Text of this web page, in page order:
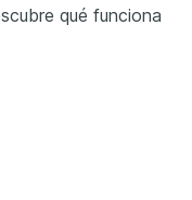
qué funciona